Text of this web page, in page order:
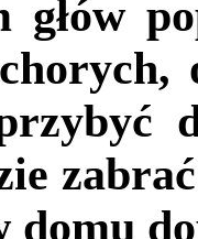
głów
domu